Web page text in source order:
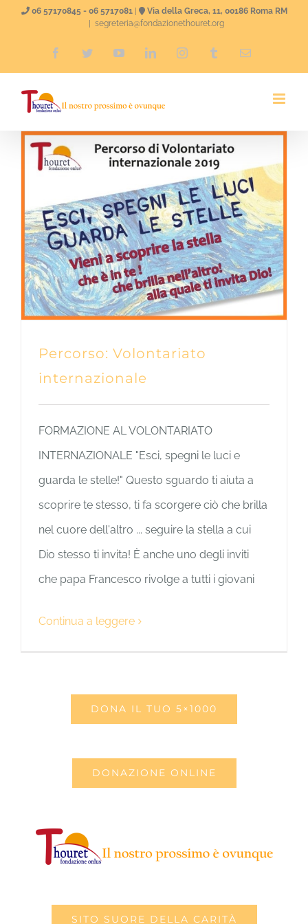
Salta
06 57170845 - 06 5717081|
Via della Greca, 11, 00186 Roma RM
segreteria@fondazionethouret.org
FacebookTwitterYouTubeLinkedInInstagramTumblrEmail
Percorso: Volontariato
internazionale
FORMAZIONE AL VOLONTARIATO
INTERNAZIONALE "Esci, spegni le luci e
guarda le stelle!" Questo sguardo ti aiuta a
scoprire te stesso, ti fa scorgere ciò che brilla
nel cuore dell'altro ... seguire la stella a cui
Dio stesso ti invita! È anche uno degli inviti
che papa Francesco rivolge a tutti i giovani
Continua a leggere
DONA IL TUO 5×1000
DONAZIONE ONLINE
SITO SUORE DELLA CARITÀ